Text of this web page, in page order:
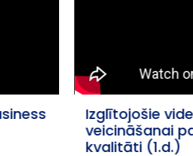
sociālo pakalpojumu